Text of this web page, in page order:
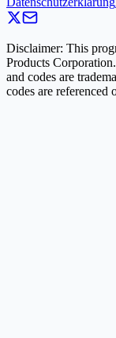
Disclaimer: This
Products
and codes are
codes are referenced